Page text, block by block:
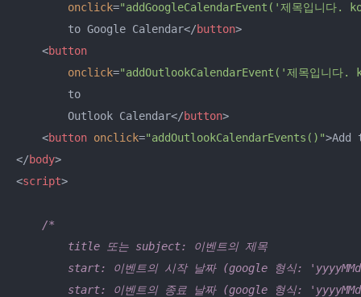
onclick="addGoogleCalendarEvent('제목입니
        to Google Calendar
</button>
<button
onclick="addOutlookCalendarEvent('제목입니
        to
        Outlook Calendar
</button>
<button onclick="addOutlookCalendarEvents()">Add
</body>
<script>
/*
        title 또는 subject: 이벤트의 제목
start: 이벤트의 시작 날짜 (google 형식:
start: 이벤트의 종료 날짜 (google 형식: